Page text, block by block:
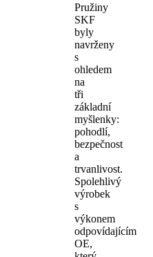
Pružiny
SKF
byly
navrženy
s
ohledem
na
tři
základní
myšlenky:
pohodlí,
bezpečnost
a
trvanlivost.
Spolehlivý
výrobek
s
výkonem
odpovídajícím
OE,